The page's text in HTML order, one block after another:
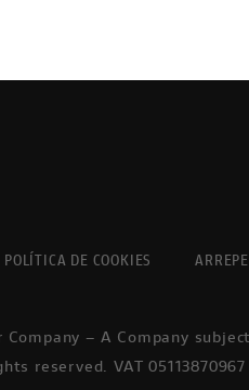
POLÍTICA DE COOKIES
– A Company
reserved. VAT 05113870967